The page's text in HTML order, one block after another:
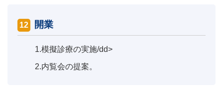
12 開業
1.模擬診療の実施/dd>
2.内覧会の提案。